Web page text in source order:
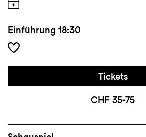
Einführung 18:30
Tickets
CHF 35-75